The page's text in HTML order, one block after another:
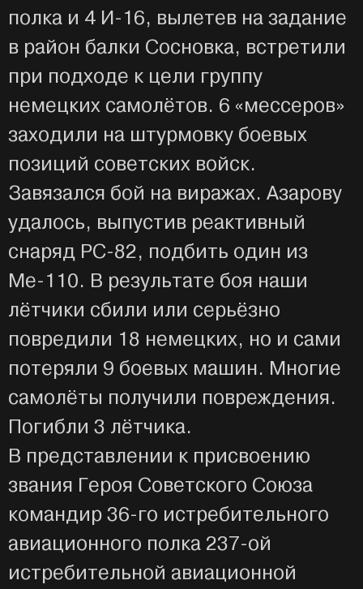
полка и 4 И-16, вылетев на задание
в район балки Сосновка, встретили
при подходе к цели группу
немецких самолётов. 6 «мессеров»
заходили на штурмовку боевых
позиций советских войск.
Завязался бой на виражах. Азарову
удалось, выпустив реактивный
снаряд РС-82, подбить один из
Ме-110. В результате боя наши
лётчики сбили или серьёзно
повредили 18 немецких, но и сами
потеряли 9 боевых машин. Многие
самолёты получили повреждения.
Погибли 3 лётчика.
В представлении к присвоению
звания Героя Советского Союза
командир 36-го истребительного
авиационного полка 237-ой
истребительной авиационной